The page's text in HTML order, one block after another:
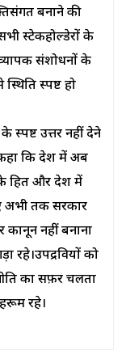
बनाने की
स्टेकहोल्डेरों के
संशोधनों के
स्पष्ट हो
स्पष्ट उत्तर नहीं देने
कि देश में अब
हित और देश में
अभी तक सरकार
कानून नहीं बनाना
रहे।उपद्रवियों को
का सफ़र चलता
रहे।